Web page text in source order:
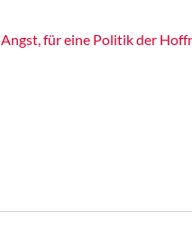
für eine Politik der